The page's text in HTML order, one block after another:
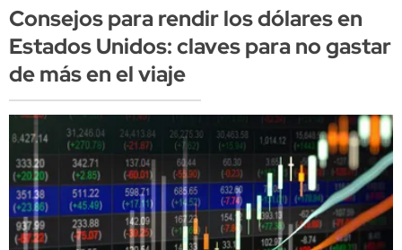
Consejos para rendir los dólares en
Estados Unidos: claves para no gastar
de más en el viaje